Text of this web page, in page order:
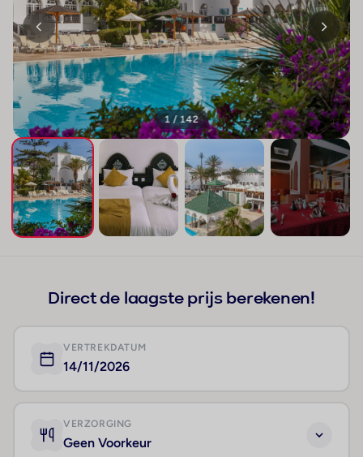
1 / 142
Direct de laagste prijs berekenen!
VERTREKDATUM
14/11/2026
VERZORGING
Geen Voorkeur